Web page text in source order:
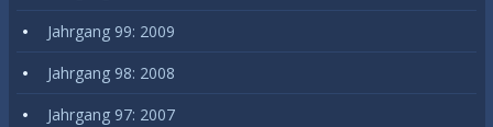
Jahrgang 99: 2009
Jahrgang 98: 2008
Jahrgang 97: 2007